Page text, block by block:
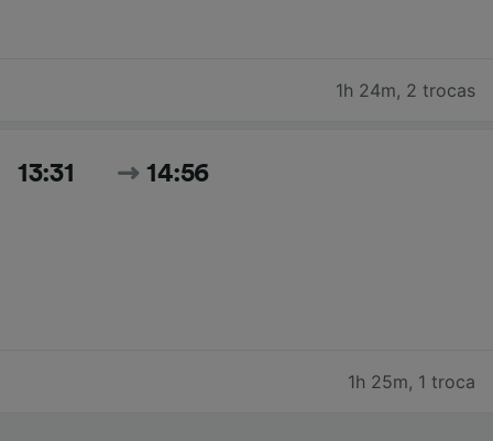
1h 24m, 2 trocas
13:31 14:56
1h 25m, 1 troca